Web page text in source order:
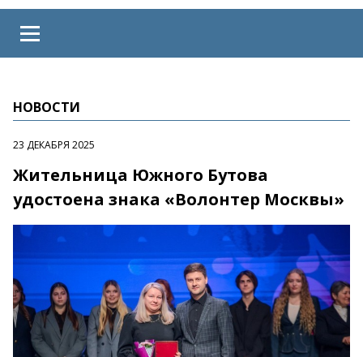
НОВОСТИ
23 ДЕКАБРЯ 2025
Жительница Южного Бутова
удостоена знака «Волонтер Москвы»